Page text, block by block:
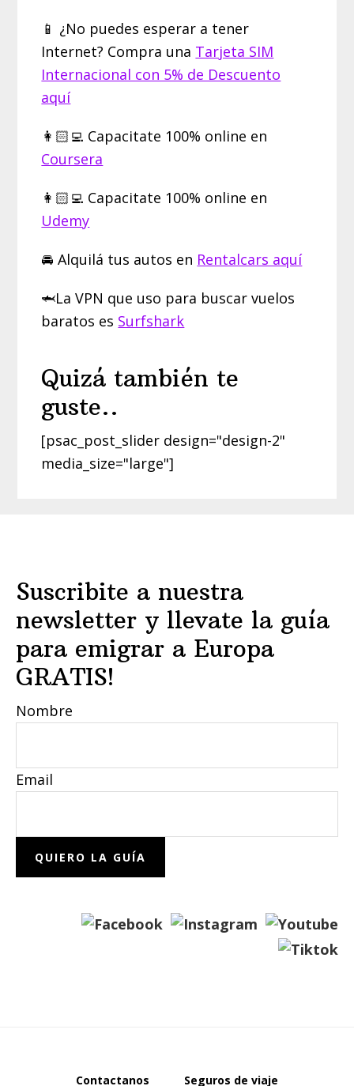
📱 ¿No puedes esperar a tener
Internet? Compra una Tarjeta SIM
Internacional con 5% de Descuento
aquí
👩🏻‍💻 Capacitate 100% online en
Coursera
👩🏻‍💻 Capacitate 100% online en
Udemy
🚘 Alquilá tus autos en Rentalcars aquí
🦈La VPN que uso para buscar vuelos
baratos es Surfshark
Quizá también te
guste..
[psac_post_slider design="design-2"
media_size="large"]
Suscribite a nuestra
newsletter y llevate la guía
para emigrar a Europa
GRATIS!
Nombre
Email
Contactanos Seguros de viaje